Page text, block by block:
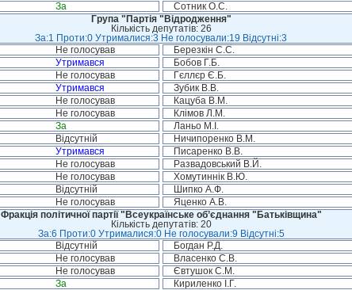
За Сотник О.С.
Група "Партія "Відродження"
Кількість депутатів: 26
За:1 Проти:0 Утрималися:3 Не голосували:19 Відсутні:3
Не голосував Березкін С.С.
Утримався Бобов Г.Б.
Не голосував Гєллєр Є.Б.
Утримався Зубик В.В.
Не голосував Кацуба В.М.
Не голосував Клімов Л.М.
За Ланьо М.І.
Відсутній Ничипоренко В.М.
Утримався Писаренко В.В.
Не голосував Развадовський В.Й.
Не голосував Хомутиннік В.Ю.
Відсутній Шипко А.Ф.
Не голосував Яценко А.В.
Фракція політичної партії "Всеукраїнське об’єднання "Батьківщина"
Кількість депутатів: 20
За:6 Проти:0 Утрималися:0 Не голосували:9 Відсутні:5
Відсутній Богдан Р.Д.
Не голосував Власенко С.В.
Не голосував Євтушок С.М.
За Кириленко І.Г.